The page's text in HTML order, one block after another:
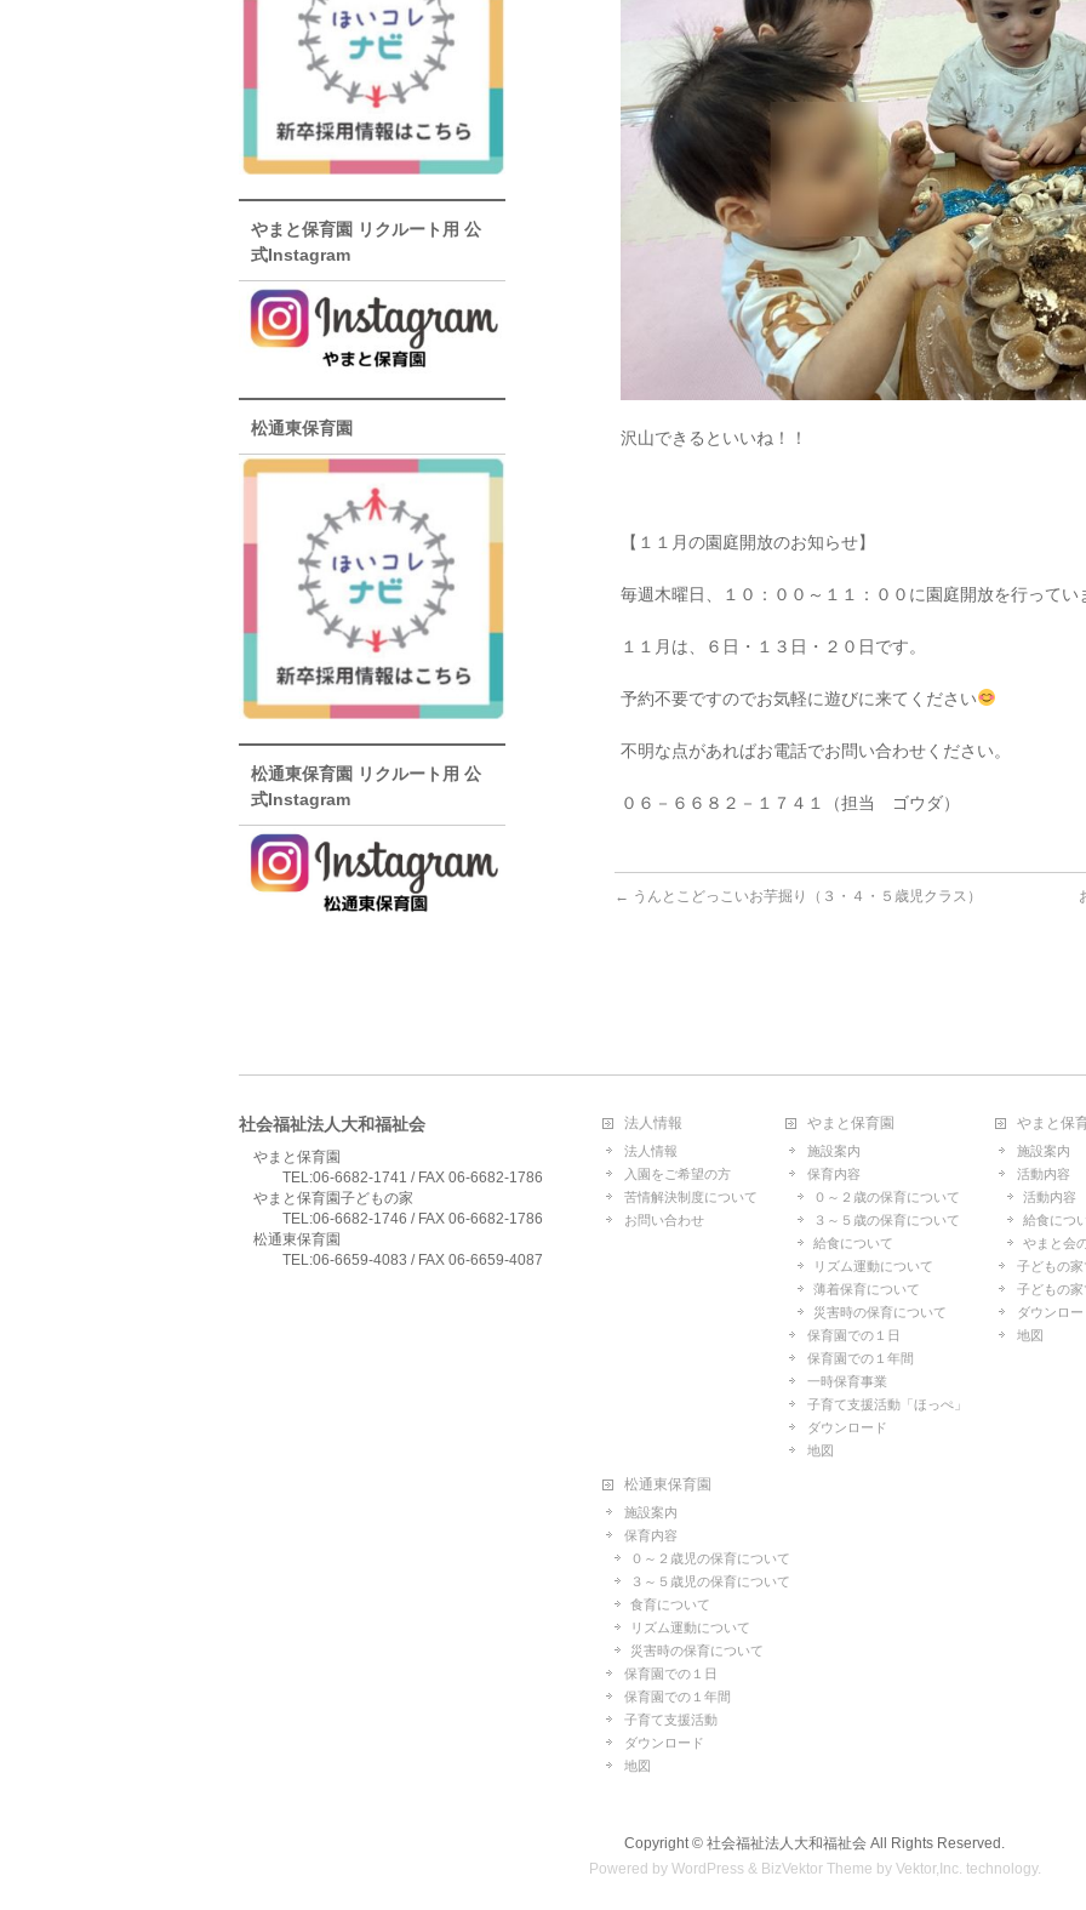
沢山できるといいね！！
【１１月の園庭開放のお知らせ】
毎週木曜日、１０：００～１１：００に園庭開放を行ってい
１１月は、６日・１３日・２０日です。
予約不要ですのでお気軽に遊びに来てください
不明な点があればお電話でお問い合わせください。
０６－６６８２－１７４１（担当 ゴウダ）
← うんとこどっこいお芋掘り（３・４・５歳児クラス）
やまと保育園 リクルート用 公
式Instagram
松通東保育園
松通東保育園 リクルート用 公
式Instagram
社会福祉法人大和福祉会
やまと保育園
TEL:06-6682-1741 / FAX 06-6682-1786
やまと保育園子どもの家
TEL:06-6682-1746 / FAX 06-6682-1786
松通東保育園
TEL:06-6659-4083 / FAX 06-6659-4087
法人情報
法人情報
入園をご希望の方
苦情解決制度について
お問い合わせ
やまと保育園
施設案内
保育内容
０～２歳の保育について
３～５歳の保育について
給食について
リズム運動について
薄着保育について
災害時の保育について
保育園での１日
保育園での１年間
一時保育事業
子育て支援活動「ほっぺ」
ダウンロード
地図
やまと保
施設案内
活動内容
活動内容
給食につ
やまと会
子どもの
子どもの
ダウンロー
地図
松通東保育園
施設案内
保育内容
０～２歳児の保育について
３～５歳児の保育について
食育について
リズム運動について
災害時の保育について
保育園での１日
保育園での１年間
子育て支援活動
ダウンロード
地図
Copyright © 社会福祉法人大和福祉会 All Rights Reserved.
Powered by WordPress & BizVektor Theme by Vektor,Inc. technology.